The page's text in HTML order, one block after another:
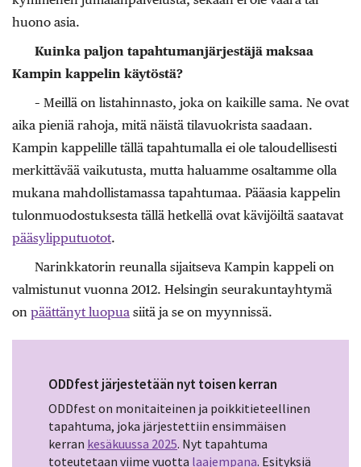
huono asia.
Kuinka paljon tapahtumanjärjestäjä maksaa
Kampin kappelin käytöstä?
– Meillä on listahinnasto, joka on kaikille sama. Ne ovat
aika pieniä rahoja, mitä näistä tilavuokrista saadaan.
Kampin kappelille tällä tapahtumalla ei ole taloudellisesti
merkittävää vaikutusta, mutta haluamme osaltamme olla
mukana mahdollistamassa tapahtumaa. Pääasia kappelin
tulonmuodostuksesta tällä hetkellä ovat kävijöiltä saatavat
pääsylipputuotot.
Narinkkatorin reunalla sijaitseva Kampin kappeli on
valmistunut vuonna 2012. Helsingin seurakuntayhtymä
on päättänyt luopua siitä ja se on myynnissä.
ODDfest järjestetään nyt toisen kerran
ODDfest on monitaiteinen ja poikkitieteellinen
tapahtuma, joka järjestettiin ensimmäisen
kerran kesäkuussa 2025. Nyt tapahtuma
toteutetaan viime vuotta laajempana. Esityksiä